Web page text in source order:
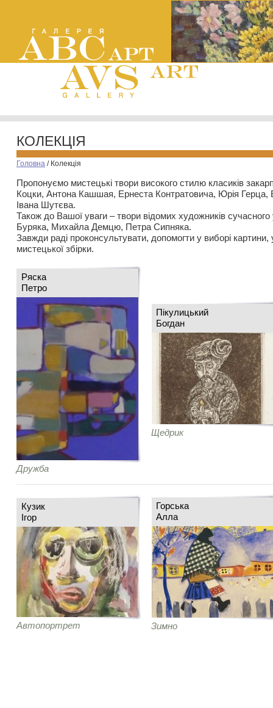
КОЛЕКЦІЯ
Головна / Колекція
Пропонуємо мистецькі твори високого стилю класиків
Коцки, Антона Кашшая, Ернеста Контратовича, Юрія
Івана Шутєва.
Також до Вашої уваги – твори відомих художників
Буряка, Михайла Демцю, Петра Сипняка.
Завжди раді проконсультувати, допомогти у виборі картини,
мистецької збірки.
Ряска
Петро
Дружба
Пікулицький
Богдан
Щедрик
Кузик
Ігор
Автопортрет
Горська
Алла
Зимно